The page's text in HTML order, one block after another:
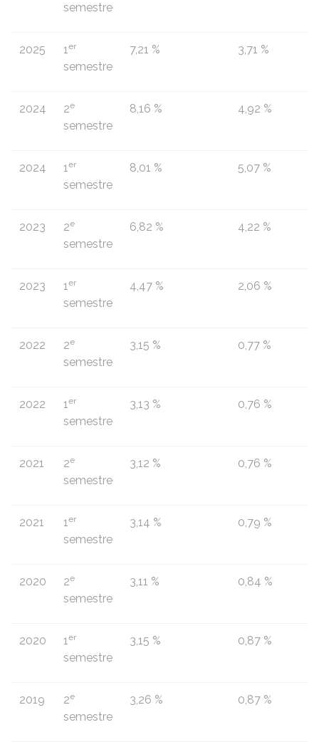
semestre
2025 1er
semestre
7,21 % 3,71 %
2024 2e
semestre
8,16 % 4,92 %
2024 1er
semestre
8,01 % 5,07 %
2023 2e
semestre
6,82 % 4,22 %
2023 1er
semestre
4,47 % 2,06 %
2022 2e
semestre
3,15 % 0,77 %
2022 1er
semestre
3,13 % 0,76 %
2021 2e
semestre
3,12 % 0,76 %
2021 1er
semestre
3,14 % 0,79 %
2020 2e
semestre
3,11 % 0,84 %
2020 1er
semestre
3,15 % 0,87 %
2019 2e
semestre
3,26 % 0,87 %